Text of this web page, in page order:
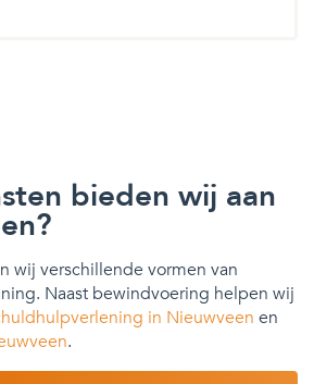
bieden wij aan
wij verschillende vormen van
Naast bewindvoering helpen wij
in Nieuwveen en
.